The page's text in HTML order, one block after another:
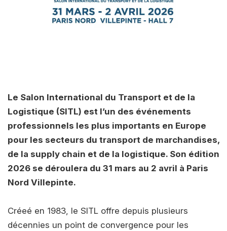
Le Salon International du Transport et de la
Logistique (SITL) est l’un des événements
professionnels les plus importants en Europe
pour les secteurs du transport de marchandises,
de la supply chain et de la logistique. Son édition
2026 se déroulera du 31 mars au 2 avril à Paris
Nord Villepinte.
Créeé en 1983, le SITL offre depuis plusieurs
décennies un point de convergence pour les